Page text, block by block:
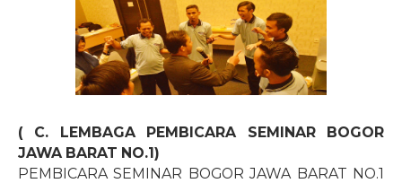
( C. LEMBAGA PEMBICARA SEMINAR BOGOR
JAWA BARAT NO.1)
PEMBICARA SEMINAR BOGOR JAWA BARAT NO.1